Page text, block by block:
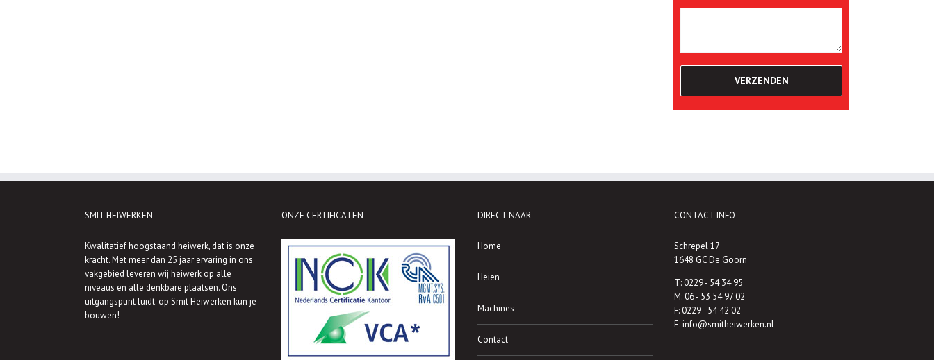
SMIT HEIWERKEN
Kwalitatief hoogstaand heiwerk, dat is onze
kracht. Met meer dan 25 jaar ervaring in ons
vakgebied leveren wij heiwerk op alle
niveaus en alle denkbare plaatsen. Ons
uitgangspunt luidt: op Smit Heiwerken kun je
bouwen!
ONZE CERTIFICATEN DIRECT NAAR
Home
Heien
Machines
Contact
CONTACT INFO
Schrepel 17
1648 GC De Goorn
T: 0229 - 54 34 95
M: 06 - 53 54 97 02
F: 0229 - 54 42 02
E:info@smitheiwerken.nl